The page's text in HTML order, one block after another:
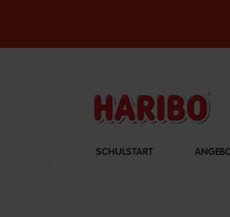
SCHULSTART